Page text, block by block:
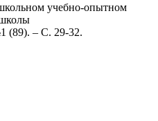
учебно-опытном
(89). – С. 29-32.